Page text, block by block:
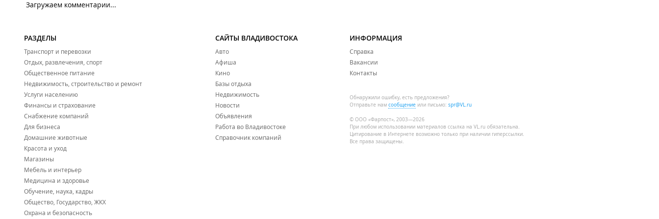
Загружаем комментарии...
РАЗДЕЛЫ
Транспорт и перевозки
Отдых, развлечения, спорт
Общественное питание
Недвижимость, строительство и ремонт
Услуги населению
Финансы и страхование
Снабжение компаний
Для бизнеса
Домашние животные
Красота и уход
Магазины
Мебель и интерьер
Медицина и здоровье
Обучение, наука, кадры
Общество, Государство, ЖКХ
Охрана и безопасность
САЙТЫ ВЛАДИВОСТОКА
Авто
Афиша
Кино
Базы отдыха
Недвижимость
Новости
Объявления
Работа во Владивостоке
Справочник компаний
ИНФОРМАЦИЯ
Справка
Вакансии
Контакты
Обнаружили ошибку, есть предложения?
Отправьте нам сообщение или письмо: spr@VL.ru
© ООО «Фарпост», 2003—2026
При любом использовании материалов ссылка на VL.ru обязательна.
Цитирование в Интернете возможно только при наличии гиперссылки.
Все права защищены.